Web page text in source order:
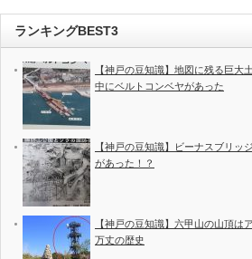
ランキングBEST3
【神戸の豆知識】地図に残る巨大
中にベルトコンベヤがあった
【神戸の豆知識】ビーナスブリッ
があった！？
【神戸の豆知識】六甲山の山頂は
万丈の歴史